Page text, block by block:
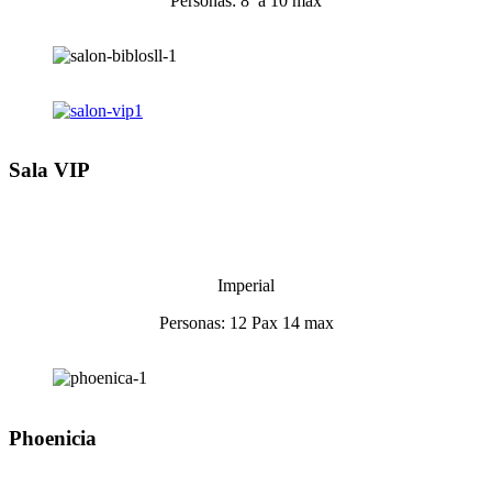
Sala VIP
Imperial
Personas: 1 2 Pax 14 max
Phoenicia